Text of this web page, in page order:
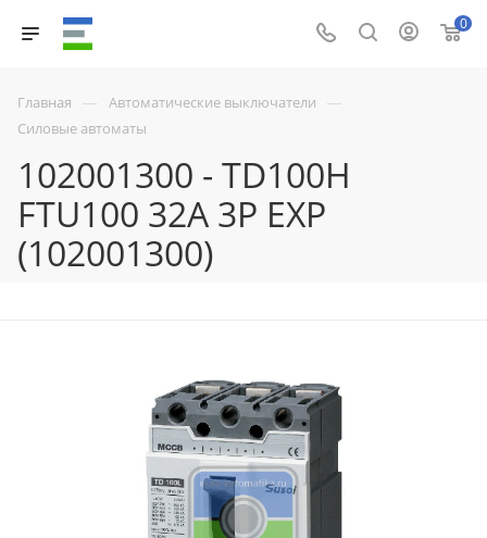
0
Главная — Автоматические выключатели —
Силовые автоматы
102001300 - TD100H
FTU100 32A 3P EXP
(102001300)